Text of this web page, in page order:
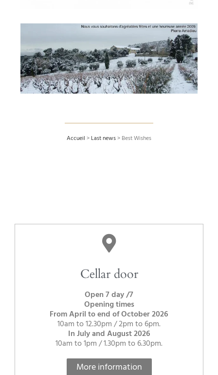
Accueil > Last news> Best Wishes
Cellar door
Open 7 day /7
Opening times
From April to end of October 2026
10am to 12.30pm / 2pm to 6pm.
In July and August 2026
10am to 1pm / 1.30pm to 6.30pm.
More information